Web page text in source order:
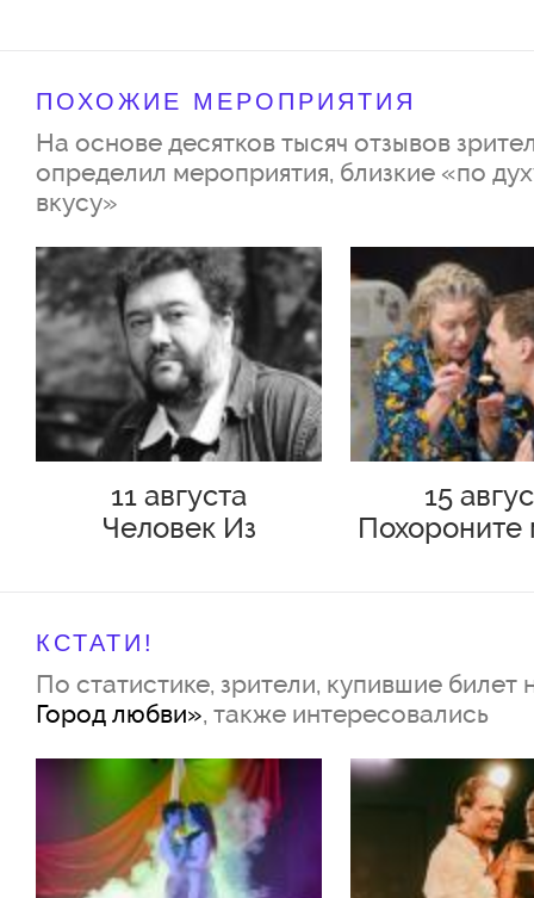
надо». Спектакль-настроение
которые занимают особое
каждого столичного жителя.
москвичи!» - здесь ваш город,
любовь.
Действующие лица и
Сергей Бурлаченко
Максим Глухов
Павел Еремеев
Екатерина Жигульская
Мария Ильякова
Анастасия Козлова
Вячеслав Косарев
ПОХОЖИЕ МЕРОПРИЯТИЯ
На основе десятков тысяч отзывов
определил мероприятия, близкие «по
вкусу»
11 августа
Человек Из
15
Похороните
КСТАТИ!
По статистике, зрители, купившие билет
Город любви», также интересовались